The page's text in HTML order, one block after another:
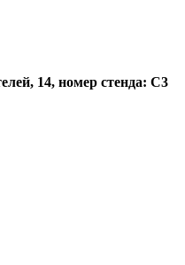
14, номер стенда: С3